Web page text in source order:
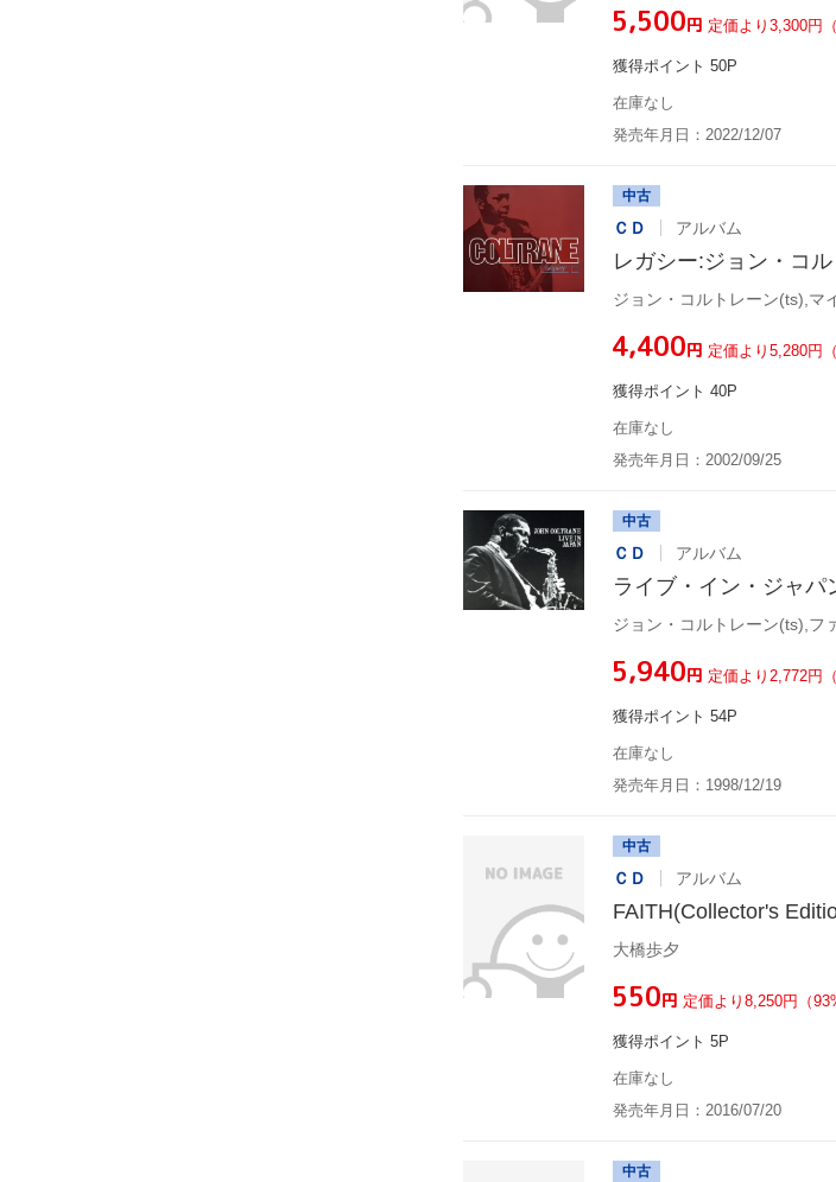
¥5,500円 定価より3,300円
獲得ポイント 50P
在庫なし
発売年月日：2022/12/07
中古
ＣＤ アルバム
レガシー:ジョン・コ
¥4,400円 定価より5,280円
獲得ポイント 40P
在庫なし
発売年月日：2002/09/25
中古
ＣＤ アルバム
ライブ・イン・ジャパ
¥5,940円 定価より2,772円
獲得ポイント 54P
在庫なし
発売年月日：1998/12/19
中古
ＣＤ アルバム
FAITH(Collector's
大橋歩夕
¥550円 定価より8,250円（
獲得ポイント 5P
在庫なし
発売年月日：2016/07/20
中古